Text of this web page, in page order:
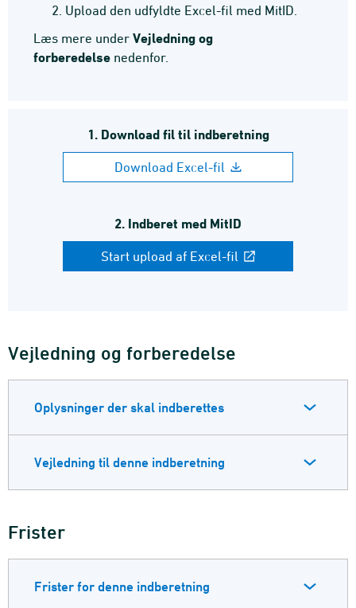
Upload den udfyldte Excel-fil med MitID.
Læs mere under Vejledning og
forberedelse nedenfor.
1. Download fil til indberetning
Download Excel-fil
2. Indberet med MitID
Start upload af Excel-fil
Vejledning og forberedelse
Oplysninger der skal indberettes
Vejledning til denne indberetning
Frister
Frister for denne indberetning